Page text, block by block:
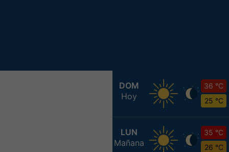
DOM
Hoy
36 °C
25 °C
LUN
Mañana
35 °C
26 °C